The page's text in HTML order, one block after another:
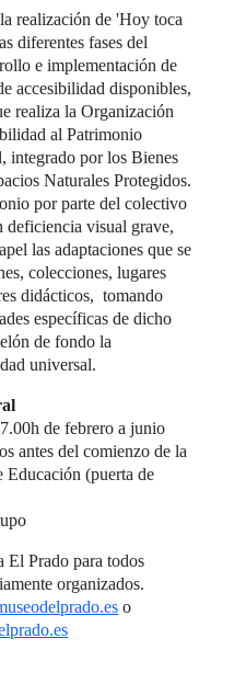
realización de 'Hoy toca
diferentes fases del
e implementación de
accesibilidad disponibles,
realiza la Organización
al Patrimonio
integrado por los Bienes
Naturales Protegidos.
por parte del colectivo
deficiencia visual grave,
las adaptaciones que se
colecciones, lugares
didácticos, tomando
específicas de dicho
de fondo la
universal.
de febrero a junio
antes del comienzo de la
Educación (puerta de
El Prado para todos
organizados.
o